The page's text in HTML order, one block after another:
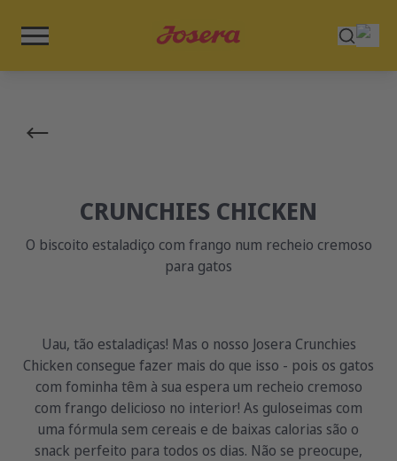
CRUNCHIES CHICKEN
O biscoito estaladiço com frango num recheio cremoso
para gatos
Uau, tão estaladiças! Mas o nosso Josera Crunchies
Chicken consegue fazer mais do que isso - pois os gatos
com fominha têm à sua espera um recheio cremoso
com frango delicioso no interior! As guloseimas com
uma fórmula sem cereais e de baixas calorias são o
snack perfeito para todos os dias. Não se preocupe,